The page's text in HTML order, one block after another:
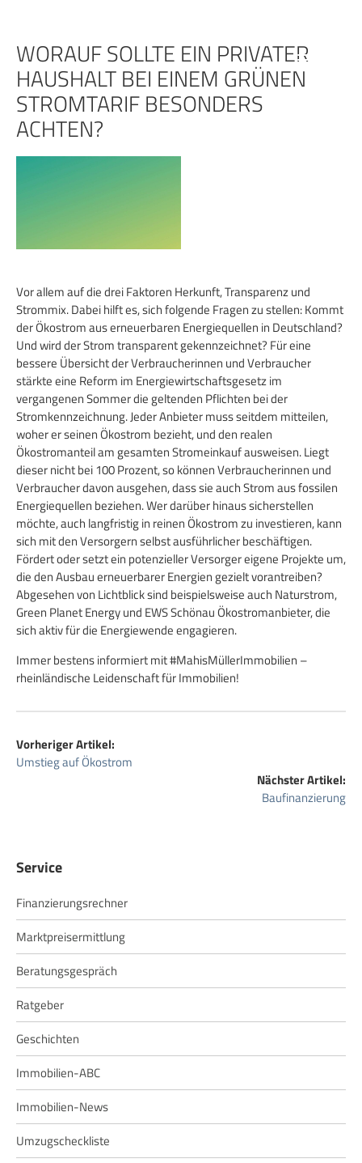
springen
WORAUF SOLLTE EIN PRIVATER
HAUSHALT BEI EINEM GRÜNEN
STROMTARIF BESONDERS
ACHTEN?
Vor allem auf die drei Faktoren Herkunft, Transparenz und
Strommix. Dabei hilft es, sich folgende Fragen zu stellen: Kommt
der Ökostrom aus erneuerbaren Energiequellen in Deutschland?
Und wird der Strom transparent gekennzeichnet? Für eine
bessere Übersicht der Verbraucherinnen und Verbraucher
stärkte eine Reform im Energiewirtschaftsgesetz im
vergangenen Sommer die geltenden Pflichten bei der
Stromkennzeichnung. Jeder Anbieter muss seitdem mitteilen,
woher er seinen Ökostrom bezieht, und den realen
Ökostromanteil am gesamten Stromeinkauf ausweisen. Liegt
dieser nicht bei 100 Prozent, so können Verbraucherinnen und
Verbraucher davon ausgehen, dass sie auch Strom aus fossilen
Energiequellen beziehen. Wer darüber hinaus sicherstellen
möchte, auch langfristig in reinen Ökostrom zu investieren, kann
sich mit den Versorgern selbst ausführlicher beschäftigen.
Fördert oder setzt ein potenzieller Versorger eigene Projekte um,
die den Ausbau erneuerbarer Energien gezielt vorantreiben?
Abgesehen von Lichtblick sind beispielsweise auch Naturstrom,
Green Planet Energy und EWS Schönau Ökostromanbieter, die
sich aktiv für die Energiewende engagieren.
Immer bestens informiert mit #MahisMüllerImmobilien –
rheinländische Leidenschaft für Immobilien!
Vorheriger Artikel:
Umstieg auf Ökostrom
Nächster Artikel:
Baufinanzierung
Service
Finanzierungsrechner
Marktpreisermittlung
Beratungsgespräch
Ratgeber
Geschichten
Immobilien-ABC
Immobilien-News
Umzugscheckliste